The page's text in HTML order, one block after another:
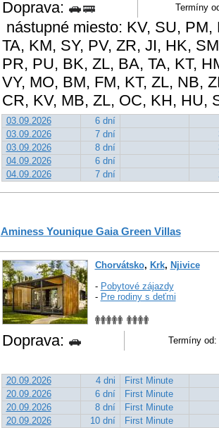
Doprava: Termíny
nástupné miesto: KV, SU,
TA, KM, SY, PV, ZR, JI, HK,
PR, PU, BK, ZL, BA, TA, KT,
VY, MO, BM, FM, KT, ZL, NB,
CR, KV, MB, ZL, OC, KH, HU,
03.09.2026
6 dní
03.09.2026
7 dní
03.09.2026
8 dní
04.09.2026
6 dní
04.09.2026
7 dní
Aminess Younique Gaia Green Villas
Chorvátsko, Krk, Njivice
- Pobytové zájazdy
- Pre rodiny s deťmi
Doprava: Termíny
20.09.2026 4 dni
First Minute
20.09.2026
6 dní First Minute
20.09.2026
8 dní First Minute
20.09.2026
10 dní First Minute